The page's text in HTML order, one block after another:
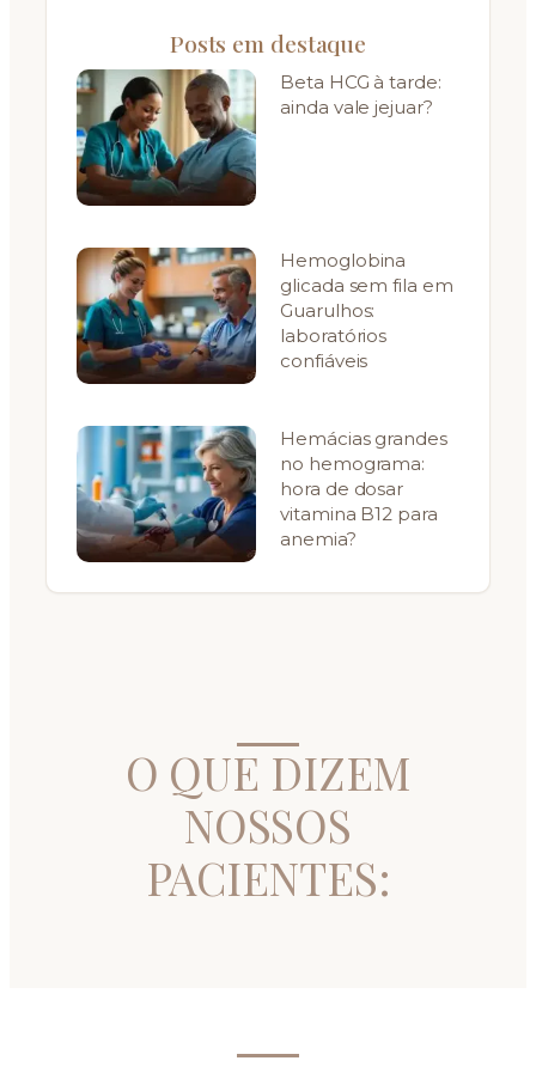
Posts em destaque
Beta HCG à tarde:
ainda vale jejuar?
Hemoglobina
glicada sem fila em
Guarulhos:
laboratórios
confiáveis
Hemácias grandes
no hemograma:
hora de dosar
vitamina B12 para
anemia?
O QUE DIZEM
NOSSOS
PACIENTES: